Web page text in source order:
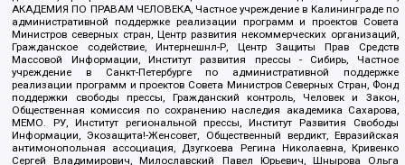
АКАДЕМИЯ ПО ПРАВАМ ЧЕЛОВЕКА, Частное учреждение в Калининграде по
административной поддержке реализации программ и проектов Совета
Министров северных стран, Центр развития некоммерческих организаций,
Гражданское содействие, Интернешнл-Р, Центр Защиты Прав Средств
Массовой Информации, Институт развития прессы - Сибирь, Частное
учреждение в Санкт-Петербурге по административной поддержке
реализации программ и проектов Совета Министров Северных Стран, Фонд
поддержки свободы прессы, Гражданский контроль, Человек и Закон,
Общественная комиссия по сохранению наследия академика Сахарова,
МЕМО. РУ, Институт региональной прессы, Институт Развития Свободы
Информации, Экозащита!-Женсовет, Общественный вердикт, Евразийская
антимонопольная ассоциация, Дзугкоева Регина Николаевна, Кривенко
Сергей Владимирович, Милославский Павел Юрьевич, Шнырова Ольга